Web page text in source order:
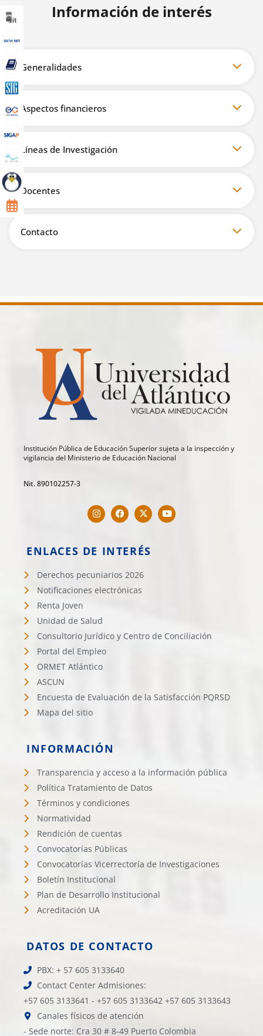
Información de interés
Generalidades
Aspectos financieros
Líneas de Investigación
Docentes
Contacto
Institución Pública de Educación Superior sujeta a la inspección y
vigilancia del Ministerio de Educación Nacional
Nit. 890102257-3
ENLACES DE INTERÉS
Derechos pecuniarios 2026
Notificaciones electrónicas
Renta Joven
Unidad de Salud
Consultorio Jurídico y Centro de Conciliación
Portal del Empleo
ORMET Atlántico
ASCUN
Encuesta de Evaluación de la Satisfacción PQRSD
Mapa del sitio
INFORMACIÓN
Transparencia y acceso a la información pública
Política Tratamiento de Datos
Términos y condiciones
Normatividad
Rendición de cuentas
Convocatorías Públicas
Convocatorías Vicerrectoría de Investigaciones
Boletín Institucional
Plan de Desarrollo Institucional
Acreditación UA
DATOS DE CONTACTO
PBX: + 57 605 3133640
Contact Center Admisiones:
+57 605 3133641 - +57 605 3133642 +57 605 3133643
Canales físicos de atención
- Sede norte: Cra 30 # 8-49 Puerto Colombia